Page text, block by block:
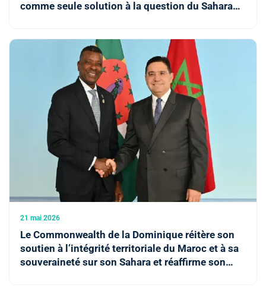
comme seule solution à la question du Sahara
21 mai 2026
Le Commonwealth de la Dominique réitère son
soutien à l’intégrité territoriale du Maroc et à sa
souveraineté sur son Sahara et réaffirme son